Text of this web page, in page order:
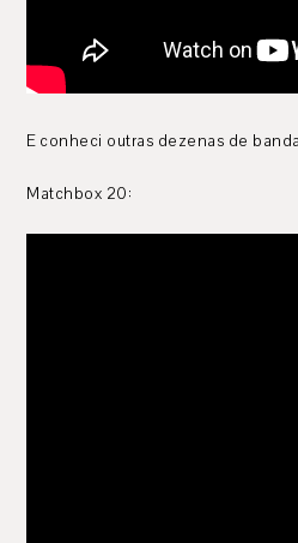
E conheci outras dezenas de
Matchbox 20: